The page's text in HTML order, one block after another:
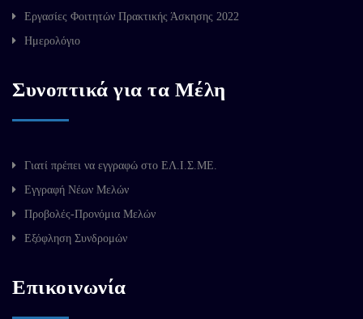
Εργασίες Φοιτητών Πρακτικής Άσκησης 2022
Ημερολόγιο
Συνοπτικά για τα Μέλη
Γιατί πρέπει να εγγραφώ στο ΕΛ.Ι.Σ.ΜΕ.
Εγγραφή Νέων Μελών
Προβολές-Προνόμια Μελών
Εξόφληση Συνδρομών
Επικοινωνία